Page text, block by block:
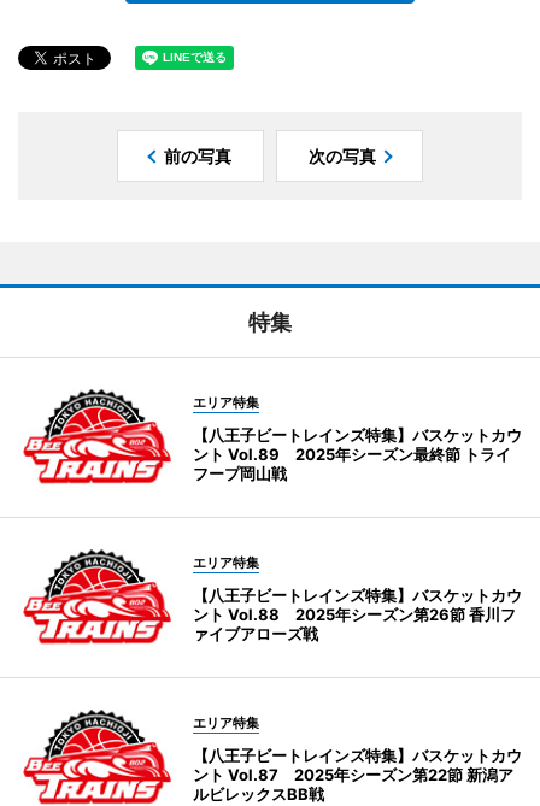
前の写真 次の写真
特集
エリア特集
【八王子ビートレインズ特集】バスケットカウ
ント Vol.89 2025年シーズン最終節 トライ
フープ岡山戦
エリア特集
【八王子ビートレインズ特集】バスケットカウ
ント Vol.88 2025年シーズン第26節 香川フ
ァイブアローズ戦
エリア特集
【八王子ビートレインズ特集】バスケットカウ
ント Vol.87 2025年シーズン第22節 新潟ア
ルビレックスBB戦